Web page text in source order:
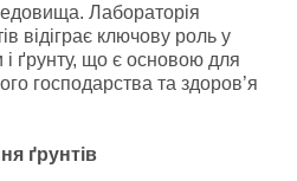
Лабораторія
відіграє ключову роль у
і ґрунту, що є основою для
господарства та здоров’я
ґрунтів